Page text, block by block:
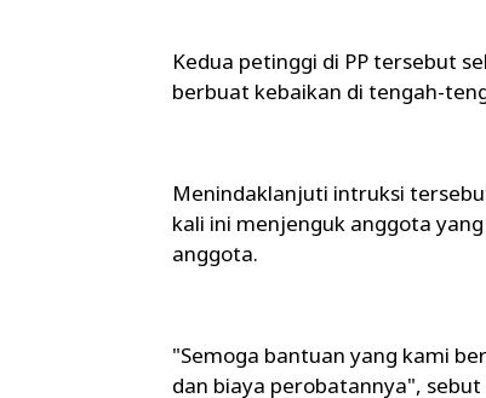
Kedua petinggi di PP tersebut
berbuat kebaikan di tengah-
Menindaklanjuti intruksi
kali ini menjenguk anggota
anggota.
"Semoga bantuan yang kami
dan biaya perobatannya", sebut